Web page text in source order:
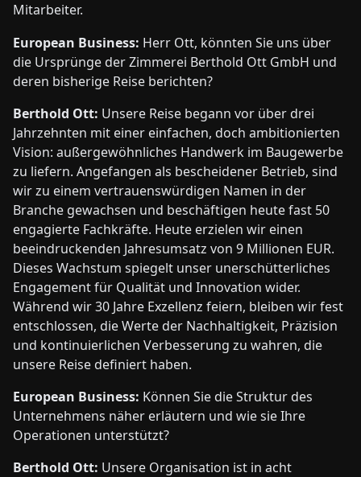
Mitarbeiter.
European Business: Herr Ott, könnten Sie uns über
die Ursprünge der Zimmerei Berthold Ott GmbH und
deren bisherige Reise berichten?
Berthold Ott: Unsere Reise begann vor über drei
Jahrzehnten mit einer einfachen, doch ambitionierten
Vision: außergewöhnliches Handwerk im Baugewerbe
zu liefern. Angefangen als bescheidener Betrieb, sind
wir zu einem vertrauenswürdigen Namen in der
Branche gewachsen und beschäftigen heute fast 50
engagierte Fachkräfte. Heute erzielen wir einen
beeindruckenden Jahresumsatz von 9 Millionen EUR.
Dieses Wachstum spiegelt unser unerschütterliches
Engagement für Qualität und Innovation wider.
Während wir 30 Jahre Exzellenz feiern, bleiben wir fest
entschlossen, die Werte der Nachhaltigkeit, Präzision
und kontinuierlichen Verbesserung zu wahren, die
unsere Reise definiert haben.
European Business: Können Sie die Struktur des
Unternehmens näher erläutern und wie sie Ihre
Operationen unterstützt?
Berthold Ott: Unsere Organisation ist in acht